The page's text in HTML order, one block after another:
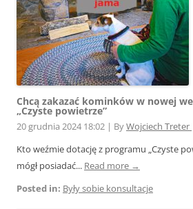
Chcą zakazać kominków w nowej
„Czyste powietrze”
20 grudnia 2024 18:02 | ByWojciech Treter
Kto weźmie dotację z programu „Czyste
mógł posiadać... Read more →
Posted in: Były sobie konsultacje